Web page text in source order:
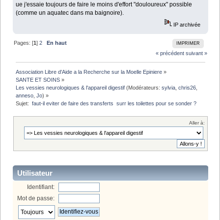
ue j'essaie toujours de faire le moins d'effort "douloureux" possible
(comme un aquatec dans ma baignoire).
IP archivée
IMPRIMER
Pages: [1]2
En haut
« précédent suivant »
Association Libre d'Aide a la Recherche sur la Moelle Epiniere »
SANTE ET SOINS »
Les vessies neurologiques & l'appareil digestif (Modérateurs:sylvia ,chris26
anneso ,Jo) »
Sujet: faut-il eviter de faire des transferts  surr les toilettes pour se sonder ?
Aller à:
Utilisateur
Identifiant:
Mot de passe: